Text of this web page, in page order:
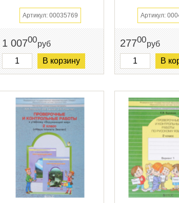
Артикул: 00035769
1 00700руб
В корзину
Артикул:
27700руб
В